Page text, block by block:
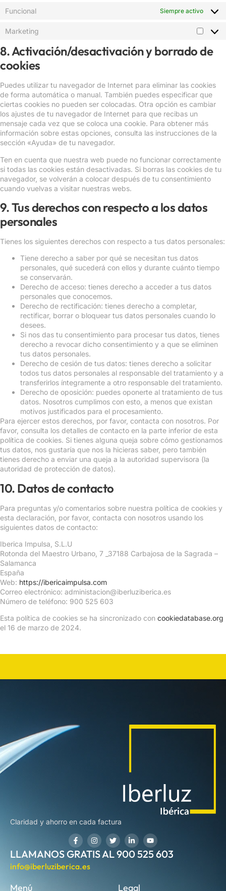
Funcional Siempre activo
Marketing
8. Activación/desactivación y borrado de
cookies
Puedes utilizar tu navegador de Internet para eliminar las cookies
de forma automática o manual. También puedes especificar que
ciertas cookies no pueden ser colocadas. Otra opción es cambiar
los ajustes de tu navegador de Internet para que recibas un
mensaje cada vez que se coloca una cookie. Para obtener más
información sobre estas opciones, consulta las instrucciones de la
sección «Ayuda» de tu navegador.
Ten en cuenta que nuestra web puede no funcionar correctamente
si todas las cookies están desactivadas. Si borras las cookies de tu
navegador, se volverán a colocar después de tu consentimiento
cuando vuelvas a visitar nuestras webs.
9. Tus derechos con respecto a los datos
personales
Tienes los siguientes derechos con respecto a tus datos personales:
Tiene derecho a saber por qué se necesitan tus datos
personales, qué sucederá con ellos y durante cuánto tiempo
se conservarán.
Derecho de acceso: tienes derecho a acceder a tus datos
personales que conocemos.
Derecho de rectificación: tienes derecho a completar,
rectificar, borrar o bloquear tus datos personales cuando lo
desees.
Si nos das tu consentimiento para procesar tus datos, tienes
derecho a revocar dicho consentimiento y a que se eliminen
tus datos personales.
Derecho de cesión de tus datos: tienes derecho a solicitar
todos tus datos personales al responsable del tratamiento y a
transferirlos íntegramente a otro responsable del tratamiento.
Derecho de oposición: puedes oponerte al tratamiento de tus
datos. Nosotros cumplimos con esto, a menos que existan
motivos justificados para el procesamiento.
Para ejercer estos derechos, por favor, contacta con nosotros. Por
favor, consulta los detalles de contacto en la parte inferior de esta
política de cookies. Si tienes alguna queja sobre cómo gestionamos
tus datos, nos gustaría que nos la hicieras saber, pero también
tienes derecho a enviar una queja a la autoridad supervisora (la
autoridad de protección de datos).
10. Datos de contacto
Para preguntas y/o comentarios sobre nuestra política de cookies y
esta declaración, por favor, contacta con nosotros usando los
siguientes datos de contacto:
Iberica Impulsa, S.L.U
Rotonda del Maestro Urbano, 7 _37188 Carbajosa de la Sagrada –
Salamanca
España
Web: https://ibericaimpulsa.com
Correo electrónico: administacion@iberluziberica.es
Número de teléfono: 900 525 603
Esta política de cookies se ha sincronizado con cookiedatabase.org
el 16 de marzo de 2024.
Menú Legal
Claridad y ahorro en cada factura
LLAMANOS GRATIS AL 900 525 603
info@iberluziberica.es